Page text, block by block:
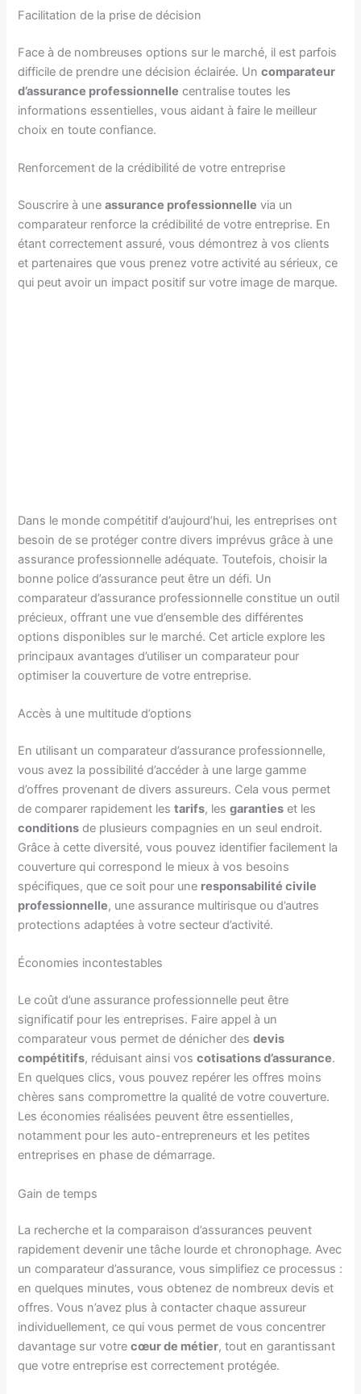
Facilitation de la prise de décision
Face à de nombreuses options sur le marché, il est parfois
difficile de prendre une décision éclairée. Uncomparateur
d’assurance professionnelle centralise toutes les
informations essentielles, vous aidant à faire le meilleur
choix en toute confiance.
Renforcement de la crédibilité de votre entreprise
Souscrire à uneassurance professionnelle via un
comparateur renforce la crédibilité de votre entreprise. En
étant correctement assuré, vous démontrez à vos clients
et partenaires que vous prenez votre activité au sérieux, ce
qui peut avoir un impact positif sur votre image de marque.
Dans le monde compétitif d’aujourd’hui, les entreprises ont
besoin de se protéger contre divers imprévus grâce à une
assurance professionnelle adéquate. Toutefois, choisir la
bonne police d’assurance peut être un défi. Un
comparateur d’assurance professionnelle constitue un outil
précieux, offrant une vue d’ensemble des différentes
options disponibles sur le marché. Cet article explore les
principaux avantages d’utiliser un comparateur pour
optimiser la couverture de votre entreprise.
Accès à une multitude d’options
En utilisant un comparateur d’assurance professionnelle,
vous avez la possibilité d’accéder à une large gamme
d’offres provenant de divers assureurs. Cela vous permet
de comparer rapidement lestarifs, lesgaranties et les
conditions de plusieurs compagnies en un seul endroit.
Grâce à cette diversité, vous pouvez identifier facilement la
couverture qui correspond le mieux à vos besoins
spécifiques, que ce soit pour une responsabilité civile
professionnelle, une assurance multirisque ou d’autres
protections adaptées à votre secteur d’activité.
Économies incontestables
Le coût d’une assurance professionnelle peut être
significatif pour les entreprises. Faire appel à un
comparateur vous permet de dénicher desdevis
compétitifs, réduisant ainsi voscotisations d’assurance.
En quelques clics, vous pouvez repérer les offres moins
chères sans compromettre la qualité de votre couverture.
Les économies réalisées peuvent être essentielles,
notamment pour les auto-entrepreneurs et les petites
entreprises en phase de démarrage.
Gain de temps
La recherche et la comparaison d’assurances peuvent
rapidement devenir une tâche lourde et chronophage. Avec
un comparateur d’assurance, vous simplifiez ce processus :
en quelques minutes, vous obtenez de nombreux devis et
offres. Vous n’avez plus à contacter chaque assureur
individuellement, ce qui vous permet de vous concentrer
davantage sur votrecœur de métier, tout en garantissant
que votre entreprise est correctement protégée.